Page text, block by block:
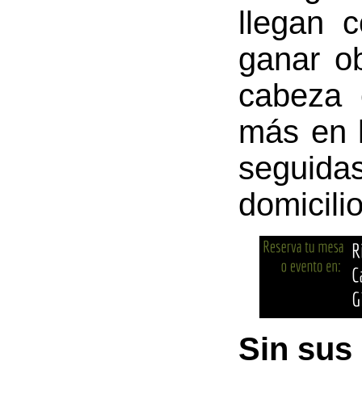
llegan
ganar
más en
Sin sus